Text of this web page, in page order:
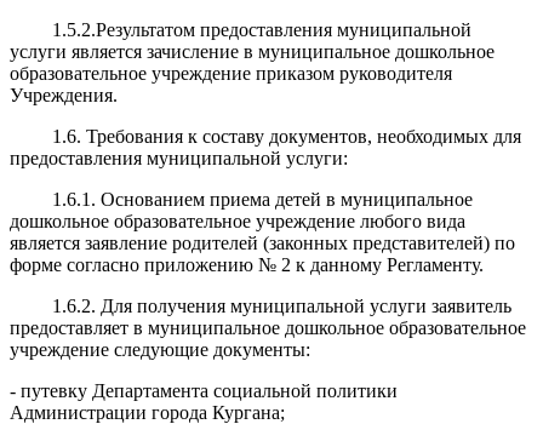
1.5.2.Результатом предоставления муниципальной
услуги является зачисление в муниципальное дошкольное
образовательное учреждение приказом руководителя
Учреждения.
1.6. Требования к составу документов, необходимых для
предоставления муниципальной услуги:
1.6.1. Основанием приема детей в муниципальное
дошкольное образовательное учреждение любого вида
является заявление родителей (законных представителей) по
форме согласно приложению № 2 к данному Регламенту.
1.6.2. Для получения муниципальной услуги заявитель
предоставляет в муниципальное дошкольное образовательное
учреждение следующие документы:
- путевку Департамента социальной политики
Администрации города Кургана;